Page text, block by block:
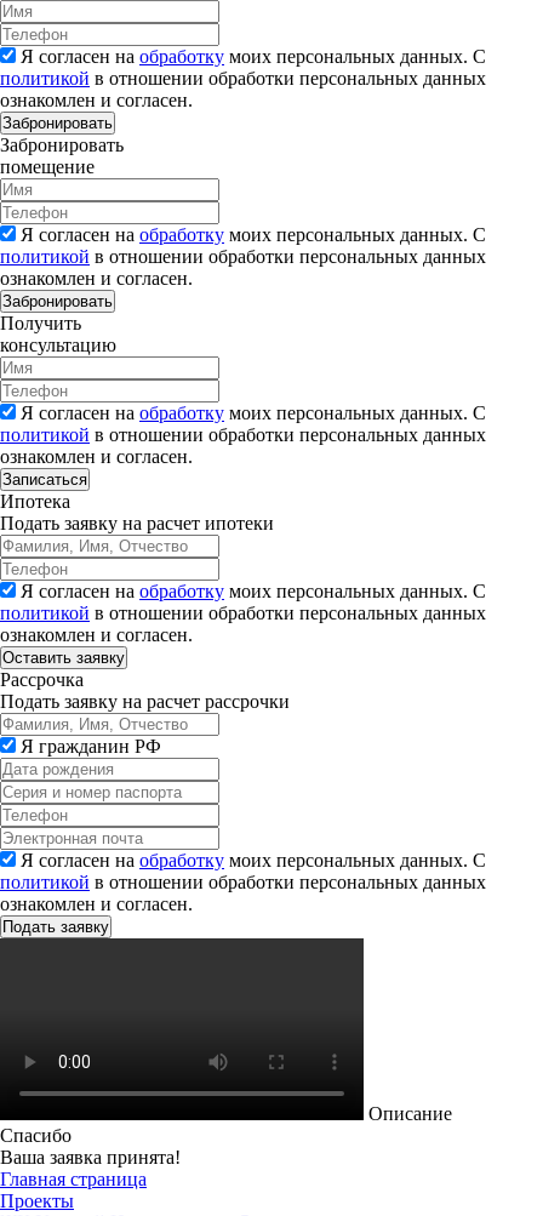
Я согласен на обработку моих персональных данных. С
политикой в отношении обработки персональных данных
ознакомлен и согласен.
Забронировать
Забронировать
помещение
Я согласен на обработку моих персональных данных. С
политикой в отношении обработки персональных данных
ознакомлен и согласен.
Забронировать
Получить
консультацию
Я согласен на обработку моих персональных данных. С
политикой в отношении обработки персональных данных
ознакомлен и согласен.
Записаться
Ипотека
Подать заявку на расчет ипотеки
Я согласен на обработку моих персональных данных. С
политикой в отношении обработки персональных данных
ознакомлен и согласен.
Рассрочка
Подать заявку на расчет рассрочки
Я гражданин РФ
Я согласен на обработку моих персональных данных. С
политикой в отношении обработки персональных данных
ознакомлен и согласен.
Описание
Спасибо
Ваша заявка принята!
Главная страница
Проекты